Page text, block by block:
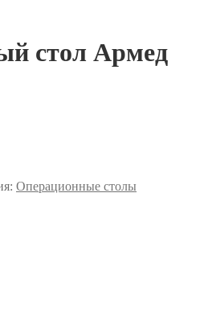
стол Армед
Операционные столы